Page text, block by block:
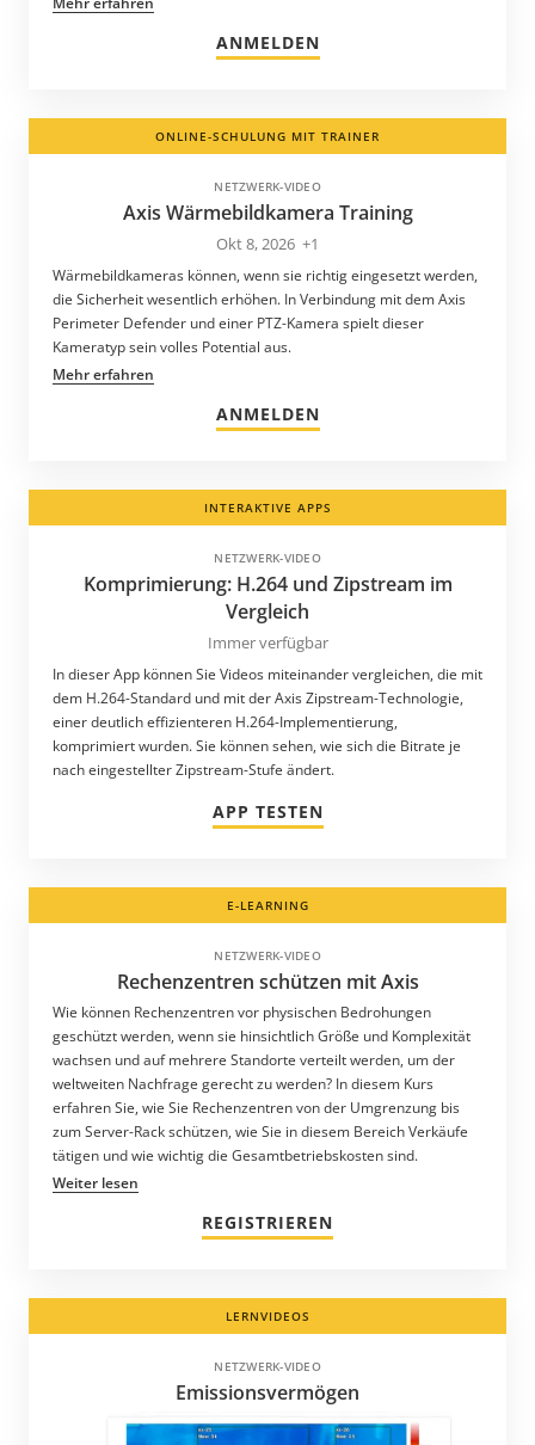
Thailand
Trinidad und Tobago
Tschechische Republik
Turkmenistan
Turks- und Caicosinseln
Ungarn
Uruguay
Usbekistan
Vereinigte Arabische Emirate
Vietnam
Äthiopien
ANMELDEN
ONLINE-SCHULUNG MIT TRAINER
NETZWERK-VIDEO
Axis Wärmebildkamera Training
Okt 8, 2026 +1
Wärmebildkameras können, wenn sie richtig eingesetzt werden,
die Sicherheit wesentlich erhöhen. In Verbindung mit dem Axis
Perimeter Defender und einer PTZ-Kamera spielt dieser
Kameratyp sein volles Potential aus.
Mehr erfahren
ANMELDEN
INTERAKTIVE APPS
NETZWERK-VIDEO
Komprimierung: H.264 und Zipstream im
Vergleich
Immer verfügbar
In dieser App können Sie Videos miteinander vergleichen, die mit
dem H.264-Standard und mit der Axis Zipstream-Technologie,
einer deutlich effizienteren H.264-Implementierung,
komprimiert wurden. Sie können sehen, wie sich die Bitrate je
nach eingestellter Zipstream-Stufe ändert.
APP TESTEN
E-LEARNING
NETZWERK-VIDEO
Rechenzentren schützen mit Axis
Wie können Rechenzentren vor physischen Bedrohungen
geschützt werden, wenn sie hinsichtlich Größe und Komplexität
wachsen und auf mehrere Standorte verteilt werden, um der
weltweiten Nachfrage gerecht zu werden? In diesem Kurs
erfahren Sie, wie Sie Rechenzentren von der Umgrenzung bis
zum Server-Rack schützen, wie Sie in diesem Bereich Verkäufe
tätigen und wie wichtig die Gesamtbetriebskosten sind.
Weiter lesen
REGISTRIEREN
LERNVIDEOS
NETZWERK-VIDEO
Emissionsvermögen